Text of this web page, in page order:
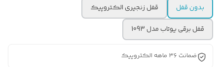
بدون قفل
قفل زنجیری الکتروپیک
قفل برقی یوتاب مدل 1093
ضمانت ۳۶ ماهه الکتروپیک